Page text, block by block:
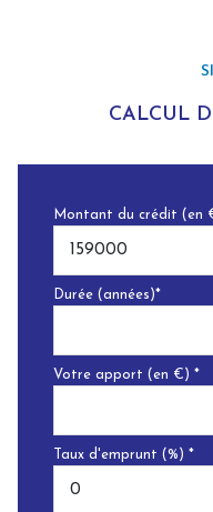
CALCUL
Montant du crédit (en
Durée (années)*
Votre apport (en €) *
Taux d'emprunt (%) *